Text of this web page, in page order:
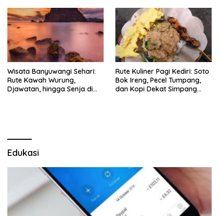
Wisata Banyuwangi Sehari:
Rute Kawah Wurung,
Djawatan, hingga Senja di
Rute Kuliner Pagi Kediri: Soto
Bok Ireng, Pecel Tumpang,
dan Kopi Dekat Simpang
Edukasi